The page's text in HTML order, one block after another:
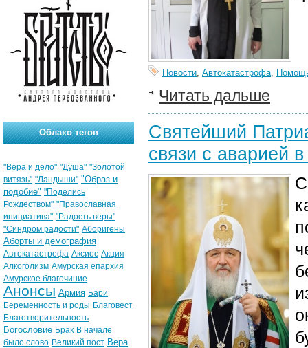
Новости, Автокатастрофа,
Читать дальше
Святейший
связи с аварией
Облако тегов
"Вера и дело" "Душа" "Золотой
витязь" "Ландыши" "Образ и
подобие" "Поделись
Рождеством" "Православная
инициатива" "Радость веры"
"Синдром радости" Аборигены
Аборты и демография
Автокатастрофа Аксиос Акция
Алкоголизм Амурская епархия
Амурское благочиние
Анонсы Армия Бари
Беременность и роды Благовест
Благотворительность
Богословие Брак В начале
было слово Великий пост Вера